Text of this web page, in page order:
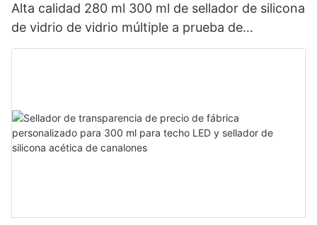
Alta calidad 280 ml 300 ml de sellador de silicona
de vidrio de vidrio múltiple a prueba de
meteorológico para cocina para cocina